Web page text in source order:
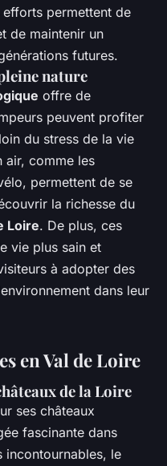
permettent de
de maintenir un
futures.
nature
offre de
peuvent profiter
du stress de la vie
air, comme les
permettent de se
la richesse du
Loire. De plus, ces
vie plus sain et
à adopter des
dans leur
en Val de Loire
de la Loire
ses châteaux
fascinante dans
incontournables, le